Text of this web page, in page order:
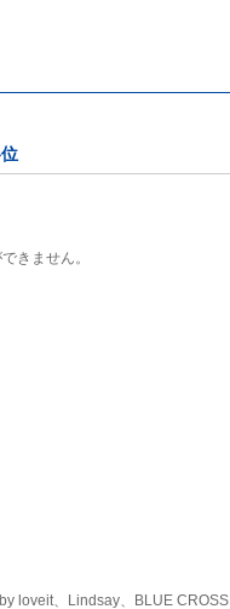
きません。
loveit、Lindsay、BLUE CROSS